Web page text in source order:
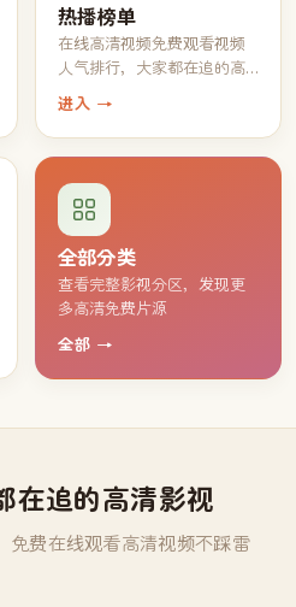
热播榜单
在线高清视频免费观看视频
人气排行，大家都在追的高
分片单
进入 →
全部分类
查看完整影视分区，发现更
多高清免费片源
全部 →
在追的高清影视
免费在线观看高清视频不踩雷